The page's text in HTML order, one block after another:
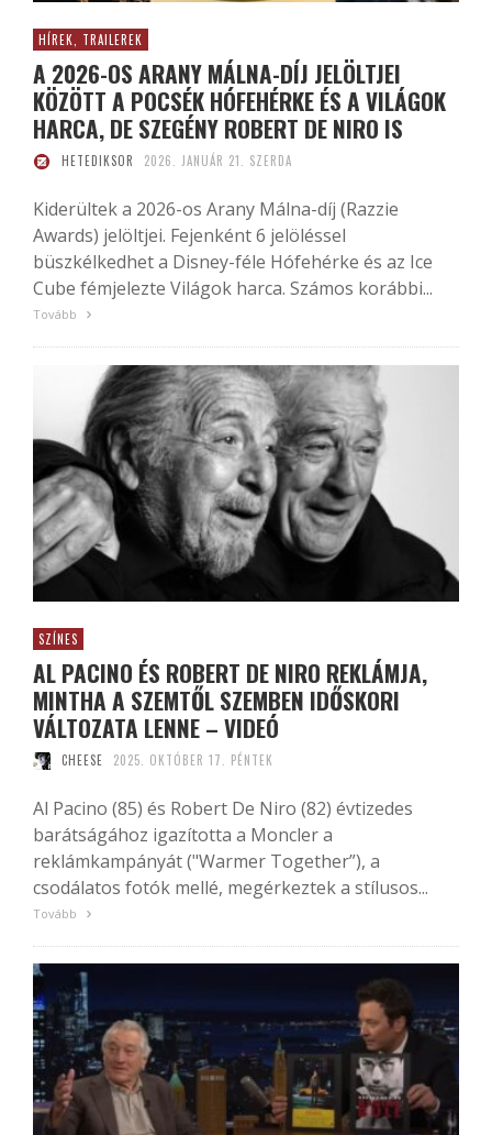
HÍREK, TRAILEREK
A 2026-OS ARANY MÁLNA-DÍJ JELÖLTJEI
KÖZÖTT A POCSÉK HÓFEHÉRKE ÉS A VILÁGOK
HARCA, DE SZEGÉNY ROBERT DE NIRO IS
HETEDIKSOR 2026. JANUÁR 21. SZERDA
Kiderültek a 2026-os Arany Málna-díj (Razzie
Awards) jelöltjei. Fejenként 6 jelöléssel
büszkélkedhet a Disney-féle Hófehérke és az Ice
Cube fémjelezte Világok harca. Számos korábbi...
Tovább
SZÍNES
AL PACINO ÉS ROBERT DE NIRO REKLÁMJA,
MINTHA A SZEMTŐL SZEMBEN IDŐSKORI
VÁLTOZATA LENNE – VIDEÓ
CHEESE 2025. OKTÓBER 17. PÉNTEK
Al Pacino (85) és Robert De Niro (82) évtizedes
barátságához igazította a Moncler a
reklámkampányát ("Warmer Together”), a
csodálatos fotók mellé, megérkeztek a stílusos...
Tovább